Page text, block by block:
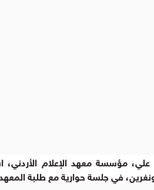
مؤسسة معهد الإعلام الأردني،
في جلسة حوارية مع طلبة